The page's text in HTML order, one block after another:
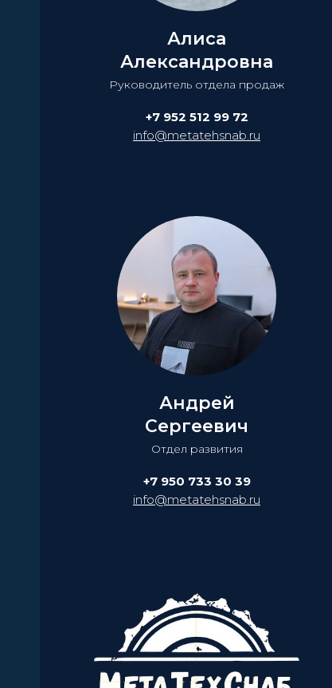
Алиса
Александровна
Руководитель отдела продаж
+7 952 512 99 72
info@metatehsnab.ru
Андрей
Сергеевич
Отдел развития
+7 950 733 30 39
info@metatehsnab.ru